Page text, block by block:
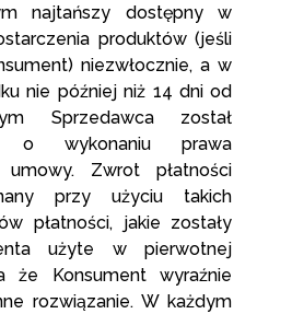
najtańszy dostępny w
produktów (jeśli
niezwłocznie, a w
nie później niż 14 dni od
Sprzedawca został
o wykonaniu prawa
Zwrot płatności
przy użyciu takich
płatności, jakie zostały
użyte w pierwotnej
że Konsument wyraźnie
rozwiązanie. W każdym